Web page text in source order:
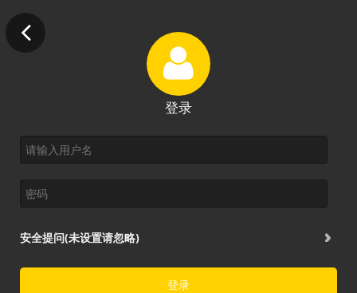
登录
安全提问(未设置请忽略)
登录